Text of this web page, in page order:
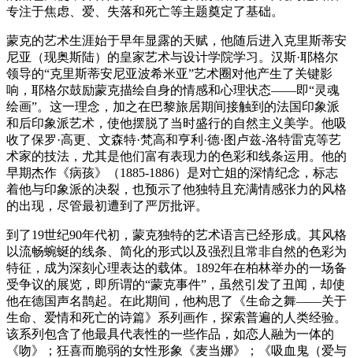
专注于焦虑、爱、失落和死亡等主题奠定了基础。
蒙克的艺术生涯始于早年显露的天赋，他随后进入克里斯蒂安
尼亚（现奥斯陆）的皇家艺术与设计学院学习。汉斯·耶格尔
领导的“克里斯蒂安尼亚波希米亚”艺术圈对他产生了关键影
响，耶格尔鼓励蒙克描绘自身的情感和心理状态——即“灵魂
绘画”。这一理念，加之在巴黎旅居期间接触到的法国印象派
和后印象派艺术，使他摆脱了当时盛行的自然主义美学。他吸
收了保罗·高更、文森特·梵高和亨利·德·图卢兹-洛特雷克等艺
术家的技法，尤其是他们富有表现力的色彩和线条运用。他的
早期杰作《病孩》（1885-1886）是对亡姐的深情纪念，标志
着他与印象派的决裂，也预示了他独特且充满情感张力的风格
的出现，尽管最初遭到了严厉批评。
到了19世纪90年代初，蒙克独特的艺术语言已经形成。其风格
以流畅蜿蜒的线条、简化的形式以及强烈且常非自然的色彩为
特征，成为深刻心理表达的载体。1892年在柏林举办的一场备
受争议的展览，即所谓的“蒙克事件”，虽然引发了丑闻，却使
他在德国声名鹊起。在此期间，他构思了《生命之舞——关于
生命、爱情和死亡的诗篇》系列画作，探索普遍的人类经验。
该系列包含了他最具代表性的一些作品，如恋人融为一体的
《吻》；狂喜而脆弱的女性形象《麦当娜》；《吸血鬼（爱与